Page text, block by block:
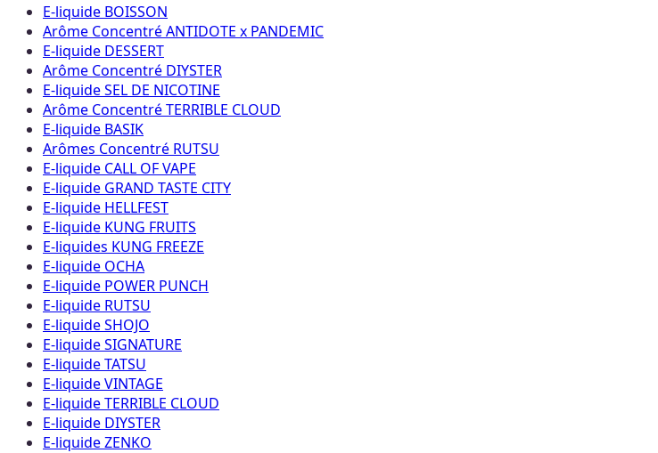
E-liquide BOISSON
Arôme Concentré ANTIDOTE x PANDEMIC
E-liquide DESSERT
Arôme Concentré DIYSTER
E-liquide SEL DE NICOTINE
Arôme Concentré TERRIBLE CLOUD
E-liquide BASIK
Arômes Concentré RUTSU
E-liquide CALL OF VAPE
E-liquide GRAND TASTE CITY
E-liquide HELLFEST
E-liquide KUNG FRUITS
E-liquides KUNG FREEZE
E-liquide OCHA
E-liquide POWER PUNCH
E-liquide RUTSU
E-liquide SHOJO
E-liquide SIGNATURE
E-liquide TATSU
E-liquide VINTAGE
E-liquide TERRIBLE CLOUD
E-liquide DIYSTER
E-liquide ZENKO